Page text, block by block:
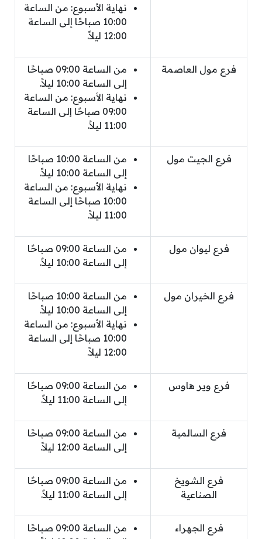
نهاية الأسبوع: من الساعة
10:00 صباحًا إلى الساعة
12:00 ليلاً.
فرع مول العاصمة
من الساعة 09:00 صباحًا
إلى الساعة 10:00 ليلاً.
نهاية الأسبوع: من الساعة
09:00 صباحًا إلى الساعة
11:00 ليلاً.
فرع الجيت مول
من الساعة 10:00 صباحًا
إلى الساعة 10:00 ليلاً.
نهاية الأسبوع: من الساعة
10:00 صباحًا إلى الساعة
11:00 ليلاً.
فرع ليوان مول
من الساعة 09:00 صباحًا
إلى الساعة 10:00 ليلاً.
فرع الخيران مول
من الساعة 10:00 صباحًا
إلى الساعة 10:00 ليلاً.
نهاية الأسبوع: من الساعة
10:00 صباحًا إلى الساعة
12:00 ليلاً.
فرع وير هاوس
من الساعة 09:00 صباحًا
إلى الساعة 11:00 ليلاً.
فرع السالمية
من الساعة 09:00 صباحًا
إلى الساعة 12:00 ليلاً.
فرع الشويخ
الصناعية
من الساعة 09:00 صباحًا
إلى الساعة 11:00 ليلاً.
فرع الجهراء
من الساعة 09:00 صباحًا